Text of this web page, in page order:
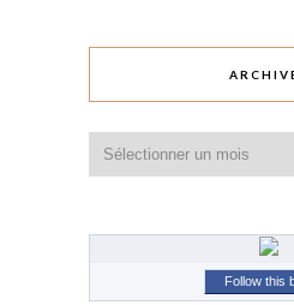
Follow this